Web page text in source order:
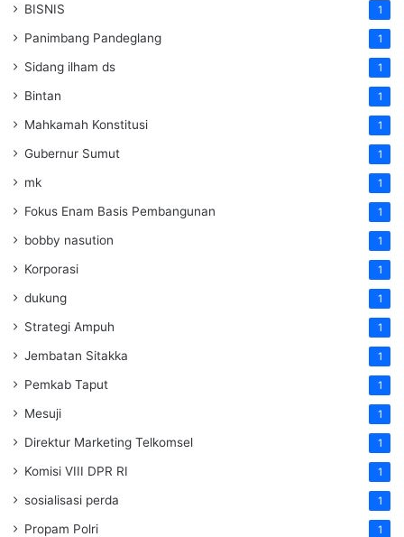
BISNIS 1
Panimbang Pandeglang 1
Sidang ilham ds 1
Bintan 1
Mahkamah Konstitusi 1
Gubernur Sumut 1
mk 1
Fokus Enam Basis Pembangunan 1
bobby nasution 1
Korporasi 1
dukung 1
Strategi Ampuh 1
Jembatan Sitakka 1
Pemkab Taput 1
Mesuji 1
Direktur Marketing Telkomsel 1
Komisi VIII DPR RI 1
sosialisasi perda 1
Propam Polri 1